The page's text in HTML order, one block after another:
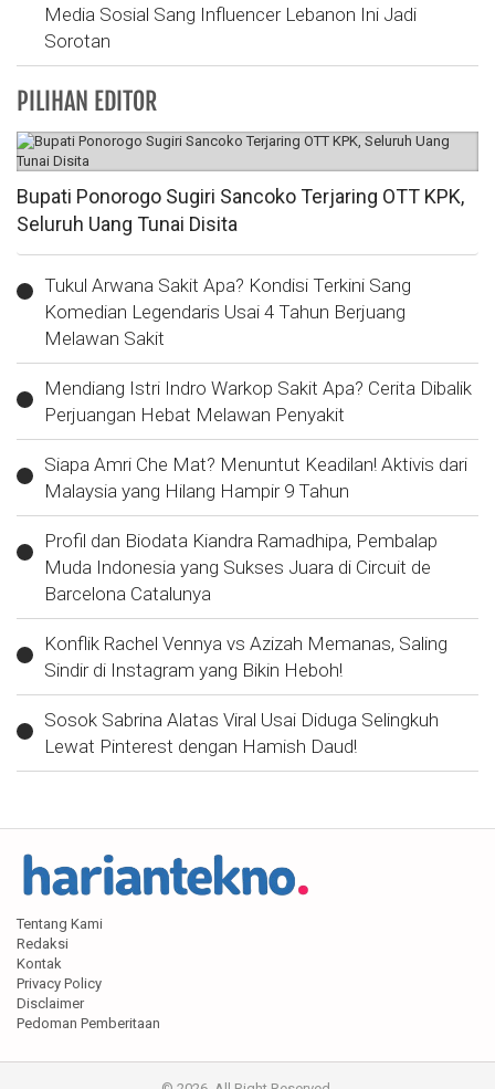
Media Sosial Sang Influencer Lebanon Ini Jadi
Sorotan
PILIHAN EDITOR
Bupati Ponorogo Sugiri Sancoko Terjaring OTT KPK,
Seluruh Uang Tunai Disita
Tukul Arwana Sakit Apa? Kondisi Terkini Sang
Komedian Legendaris Usai 4 Tahun Berjuang
Melawan Sakit
Mendiang Istri Indro Warkop Sakit Apa? Cerita Dibalik
Perjuangan Hebat Melawan Penyakit
Siapa Amri Che Mat? Menuntut Keadilan! Aktivis dari
Malaysia yang Hilang Hampir 9 Tahun
Profil dan Biodata Kiandra Ramadhipa, Pembalap
Muda Indonesia yang Sukses Juara di Circuit de
Barcelona Catalunya
Konflik Rachel Vennya vs Azizah Memanas, Saling
Sindir di Instagram yang Bikin Heboh!
Sosok Sabrina Alatas Viral Usai Diduga Selingkuh
Lewat Pinterest dengan Hamish Daud!
Tentang Kami
Redaksi
Kontak
Privacy Policy
Disclaimer
Pedoman Pemberitaan